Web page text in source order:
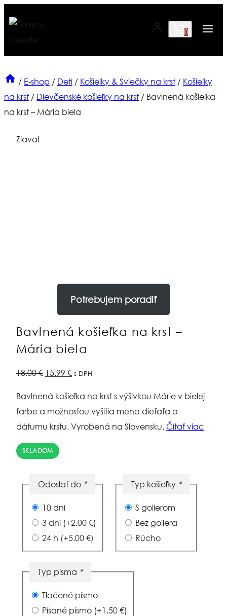
to
content
0
/ E-shop / Deti / Košieľky & Sviečky na krst / Košieľky
na krst / Dievčenské košieľky na krst / Bavlnená košieľka
na krst – Mária biela
Zľava!
Potrebujem poradiť
Bavlnená košieľka na krst –
Mária biela
18.00€ Pôvodná
15.99 €Aktuálna
15.99 €.
s DPH
Bavlnená košieľka na krst s výšivkou Márie v bielej
farbe a možnosťou vyšitia mena dieťaťa a
dátumu krstu. Vyrobená na Slovensku. Čítať viac
SKLADOM
Odoslať do *
10 dní
3 dní (+2.00 €)
24 h (+5.00 €)
Typ košieľky *
S golierom
Bez goliera
Rúcho
Typ písma *
Tlačené písmo
Písané písmo (+1.50 €)